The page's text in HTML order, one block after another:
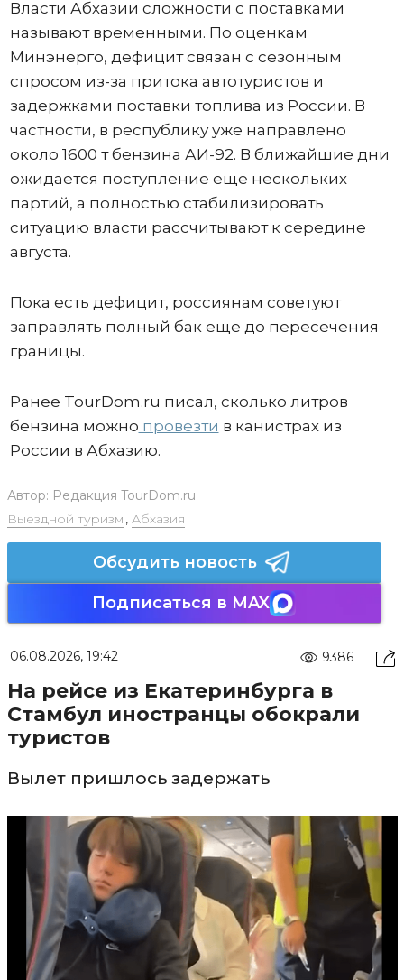
Власти Абхазии сложности с поставками
называют временными. По оценкам
Минэнерго, дефицит связан с сезонным
спросом из-за притока автотуристов и
задержками поставки топлива из России. В
частности, в республику уже направлено
около 1600 т бензина АИ-92. В ближайшие дни
ожидается поступление еще нескольких
партий, а полностью стабилизировать
ситуацию власти рассчитывают к середине
августа.
Пока есть дефицит, россиянам советуют
заправлять полный бак еще до пересечения
границы.
Ранее TourDom.ru писал, сколько литров
бензина можно провезти в канистрах из
России в Абхазию.
Автор: Редакция TourDom.ru
Выездной туризм , Абхазия
Обсудить новость
Подписаться в MAX
06.08.2026, 19:42 9386
На рейсе из Екатеринбурга в
Стамбул иностранцы обокрали
туристов
Вылет пришлось задержать